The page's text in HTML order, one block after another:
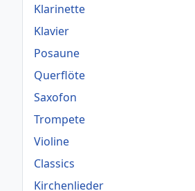
Klarinette
Klavier
Posaune
Querflöte
Saxofon
Trompete
Violine
Classics
Kirchenlieder